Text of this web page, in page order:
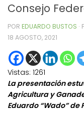
Consejo
POR EDUARDO BUSTOS ·
18 AGOSTO, 2021
Vistas: 1261
La presentación
Agricultura y
Eduardo “Wado” de